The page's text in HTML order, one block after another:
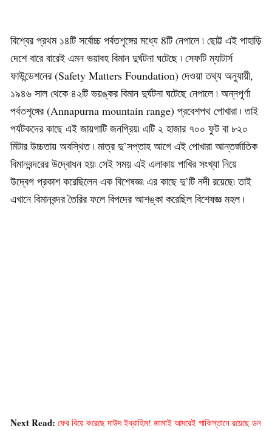
বিশ্বের প্রথম ১৪টি সর্বোচ্চ পর্বতশৃঙ্গের মধ্যে 8টি নেপালে ৷ ছোট্ট এই পাহাড়ি
দেশে বারে বারেই এমন ভয়াবহ বিমান দুর্ঘটনা ঘটেছে ৷ সেফটি ম্যাটার্স
ফাউন্ডেশনের (Safety Matters Foundation) দেওয়া তথ্য অনুযায়ী,
১৯৪৬ সাল থেকে ৪২টি ভয়ঙ্কর বিমান দুর্ঘটনা ঘটেছে নেপালে ৷ অন্নপূর্ণা
পর্বতশৃঙ্গের (Annapurna mountain range) প্রবেশপথ পোখারা ৷ তাই
পর্যটকদের কাছে এই জায়গাটি জনপ্রিয়৷ এটি ২ হাজার ৭০০ ফুট বা ৮২০
মিটার উচ্চতায় অবস্থিত ৷ মাত্র দু’সপ্তাহ আগে এই পোখারা আন্তর্জাতিক
বিমানবন্দরের উদ্বোধন হয়৷ সেই সময় এই এলাকায় পাখির সংখ্যা নিয়ে
উদ্বেগ প্রকাশ করেছিলেন এক বিশেষজ্ঞ৷ এর কাছে দু’টি নদী রয়েছে৷ তাই
এখানে বিমানবন্দর তৈরির ফলে বিপদের আশঙ্কা করেছিল বিশেষজ্ঞ মহল ৷
Next Read: ফের বিয়ে করেছে দাউদ ইব্রাহিম! জামাই আদরেই পাকিস্তানে রয়েছে ডন